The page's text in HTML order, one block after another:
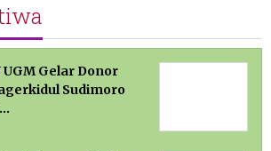
Gelar Donor
Sudimoro